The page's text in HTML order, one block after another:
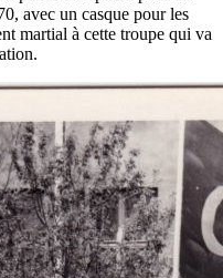
avec un casque pour les
martial à cette troupe qui va